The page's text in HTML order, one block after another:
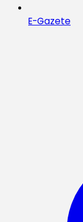
E-Gazete